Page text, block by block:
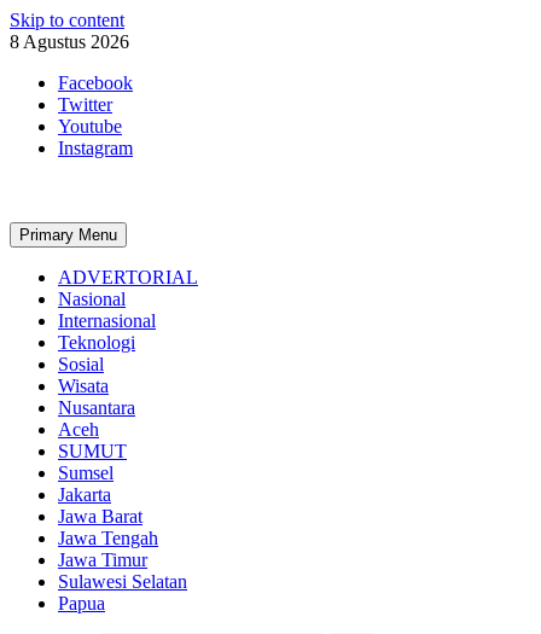
Skip to content
8 Agustus 2026
Facebook
Twitter
Youtube
Instagram
Primary Menu
ADVERTORIAL
Nasional
Internasional
Teknologi
Sosial
Wisata
Nusantara
Aceh
SUMUT
Sumsel
Jakarta
Jawa Barat
Jawa Tengah
Jawa Timur
Sulawesi Selatan
Papua